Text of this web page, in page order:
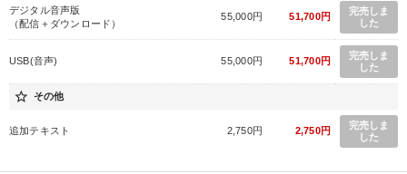
デジタル音声版
（配信＋ダウンロード）
55,000円 51,700円
完売しま
した
USB(音声) 55,000円 51,700円
完売しま
した
star_border その他
追加テキスト 2,750円 2,750円
完売しま
した